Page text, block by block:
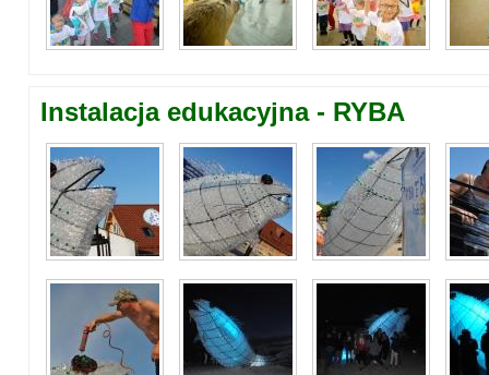
Instalacja edukacyjna - RYBA